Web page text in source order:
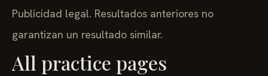
Publicidad legal. Resultados anteriores no
garantizan un resultado similar.
All practice pages